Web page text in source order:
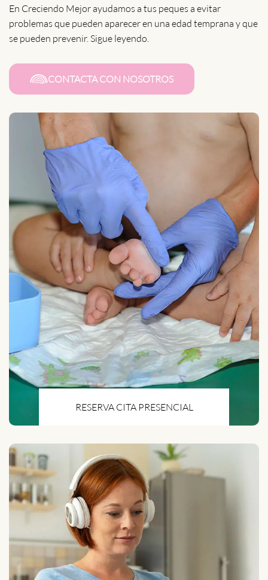
En Creciendo Mejor ayudamos a tus peques a evitar
problemas que pueden aparecer en una edad temprana y que
se pueden prevenir. Sigue leyendo.
CONTACTA CON NOSOTROS
RESERVA CITA PRESENCIAL